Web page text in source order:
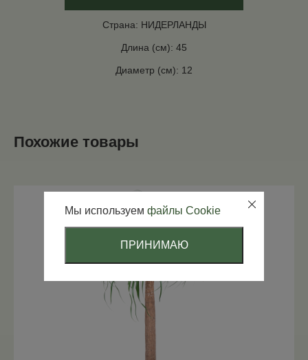
Страна: НИДЕРЛАНДЫ
Длина (см): 45
Диаметр (см): 12
Похожие товары
Мы используем файлы Cookie
ПРИНИМАЮ